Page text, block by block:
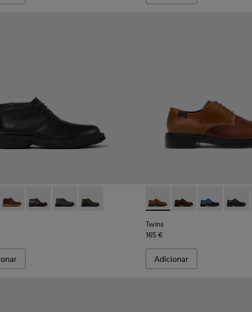
Para homem.
- K300513-001 - Botins de pele preta Para homem.
Norman - K300513-006
Norman - K300513-005
Norman - K300513-003
Norman - K300513-002Twins - K100979-025 -
Twins - K100979-027
Twins -Twins
Twins
165 €
Adicionar